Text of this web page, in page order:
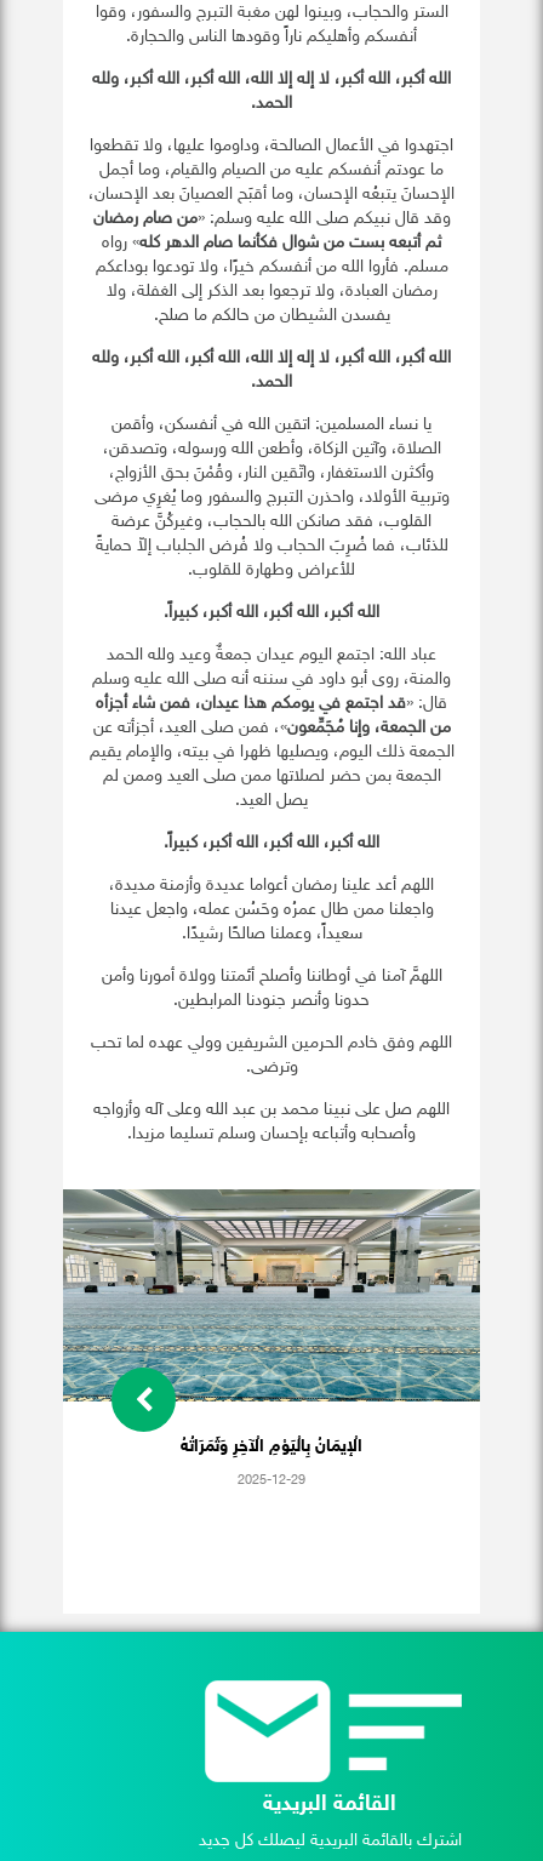
الستر والحجاب، وبينوا لهن مغبة التبرج والسفور، وقوا
أنفسكم وأهليكم ناراً وقودها الناس والحجارة.
الله أكبر، الله أكبر، لا إله إلا الله، الله أكبر، الله أكبر، ولله
الحمد.
اجتهدوا في الأعمال الصالحة، وداوموا عليها، ولا تقطعوا
ما عودتم أنفسكم عليه من الصيام والقيام، وما أجمل
الإحسانَ يتبعُه الإحسان، وما أقبَح العصيانَ بعد الإحسان،
وقد قال نبيكم صلى الله عليه وسلم: «من صام رمضان
ثم أتبعه بست من شوال فكأنما صام الدهر كله» رواه
مسلم. فأروا الله من أنفسكم خيرًا، ولا تودعوا بوداعكم
رمضان العبادة، ولا ترجعوا بعد الذكر إلى الغفلة، ولا
يفسدن الشيطان من حالكم ما صلح.
الله أكبر، الله أكبر، لا إله إلا الله، الله أكبر، الله أكبر، ولله
الحمد.
يا نساء المسلمين: اتقين الله في أنفسكن، وأقمن
الصلاة، وآتين الزكاة، وأطعن الله ورسوله، وتصدقن،
وأكثرن الاستغفار، واتّقين النار، وقُمْنَ بحق الأزواج،
وتربية الأولاد، واحذرن التبرج والسفور وما يُغرِي مرضى
القلوب، فقد صانكن الله بالحجاب، وغيركُنَّ عرضة
للذئاب، فما ضُرِبَ الحجاب ولا فُرض الجلباب إلاّ حمايةً
للأعراض وطهارة للقلوب.
الله أكبر، الله أكبر، الله أكبر، كبيراً.
عباد الله: اجتمع اليوم عيدان جمعةٌ وعيد ولله الحمد
والمنة، روى أبو داود في سننه أنه صلى الله عليه وسلم
قال: «قد اجتمع في يومكم هذا عيدان، فمن شاء أجزأه
من الجمعة، وإنا مُجَمِّعون»، فمن صلى العيد، أجزأته عن
الجمعة ذلك اليوم، ويصليها ظهرا في بيته، والإمام يقيم
الجمعة بمن حضر لصلاتها ممن صلى العيد وممن لم
يصل العيد.
الله أكبر، الله أكبر، الله أكبر، كبيراً.
اللهم أعد علينا رمضان أعواما عديدة وأزمنة مديدة،
واجعلنا ممن طال عمرُه وحَسُن عمله، واجعل عيدنا
سعيداً، وعملنا صالحًا رشيدًا.
اللهمَّ آمنا في أوطاننا وأصلح أئمتنا وولاة أمورنا وأمن
حدونا وأنصر جنودنا المرابطين.
اللهم وفق خادم الحرمين الشريفين وولي عهده لما تحب
وترضى.
اللهم صل على نبينا محمد بن عبد الله وعلى آله وأزواجه
وأصحابه وأتباعه بإحسان وسلم تسليما مزيدا.
الْإيمَانُ بِالْيَوْمِ الْآخِرِ وَثَمَرَاتُهُ
2025-12-29
القائمة البريدية
اشترك بالقائمة البريدية ليصلك كل جديد